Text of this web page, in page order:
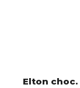
Elton choc.